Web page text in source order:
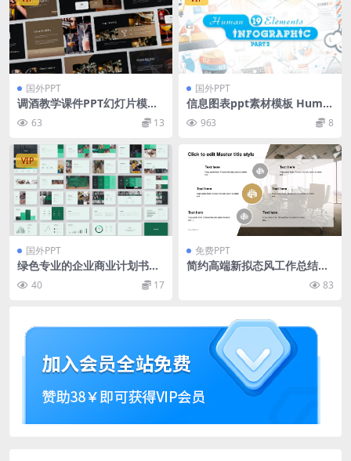
国外PPT
调酒教学课件PPT幻灯片模板
下载 Expert Mixologist Pow
erpoint Presentation Temp
late
63 13
国外PPT
信息图表ppt素材模板 Huma
n Infographic Bundle
963 8
VIP
国外PPT
绿色专业的企业商业计划书PP
T模板（PPTX）
40 17
免费PPT
简约高端新拟态风工作总结pp
83